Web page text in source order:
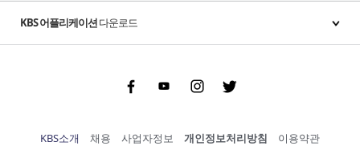
KBS 어플리케이션다운로드
FacebookYoutubeInstgram Twitter
KBS소개 채용 사업자정보 개인정보처리방침 이용약관